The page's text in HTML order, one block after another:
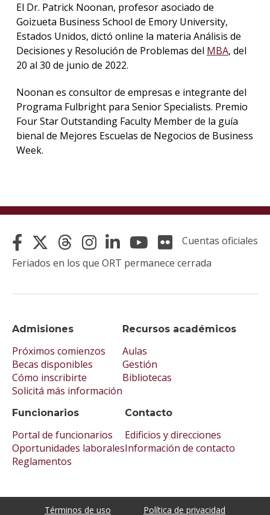
El Dr. Patrick Noonan, profesor asociado de
Goizueta Business School de Emory University,
Estados Unidos, dictó online la materia Análisis de
Decisiones y Resolución de Problemas del MBA, del
20 al 30 de junio de 2022.
Noonan es consultor de empresas e integrante del
Programa Fulbright para Senior Specialists. Premio
Four Star Outstanding Faculty Member de la guía
bienal de Mejores Escuelas de Negocios de Business
Week.
Admisiones
Próximos comienzos
Becas disponibles
Cómo inscribirte
Solicitá más información
Recursos académicos
Aulas
Gestión
Bibliotecas
Funcionarios
Portal de funcionarios
Oportunidades laborales
Reglamentos
Contacto
Edificios y direcciones
Información de contacto
Cuentas oficiales
Feriados en los que ORT permanece cerrada
Términos de uso Política de privacidad